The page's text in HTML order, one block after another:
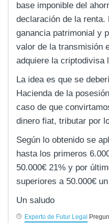
base imponible del
declaración de la
ganancia patrimonial y
valor de la transmisión
adquiere la criptodivisa
La idea es que se
Hacienda de la
caso de que
dinero fiat, tributar por
Según lo obtenido se
hasta los primeros
50.000€ 21% y por
superiores a 50.000€
Un saludo
Experto de Futur Legal